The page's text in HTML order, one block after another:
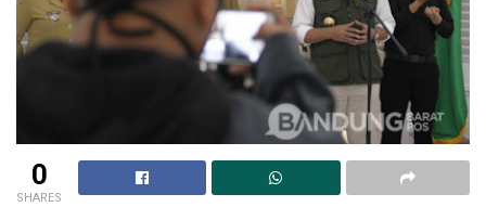
0
SHARES